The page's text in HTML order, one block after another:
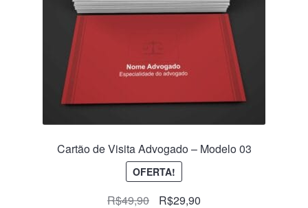
Cartão de Visita Advogado – Modelo 03
OFERTA!
R$49,90 R$29,90